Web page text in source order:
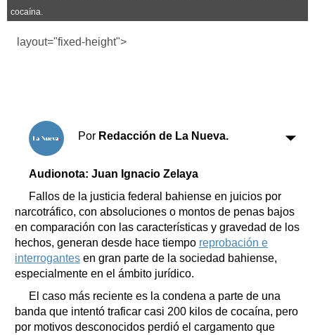
Suplementos
Fúnebres
Teléfonos de urgencia
cocaína.
layout="fixed-height">
Por Redacción de La Nueva.
Audionota: Juan Ignacio Zelaya
Fallos de la justicia federal bahiense en juicios por
narcotráfico, con absoluciones o montos de penas bajos
en comparación con las características y gravedad de los
hechos, generan desde hace tiempo reprobación e
interrogantes en gran parte de la sociedad bahiense,
especialmente en el ámbito jurídico.
El caso más reciente es la condena a parte de una
banda que intentó traficar casi 200 kilos de cocaína, pero
por motivos desconocidos perdió el cargamento que